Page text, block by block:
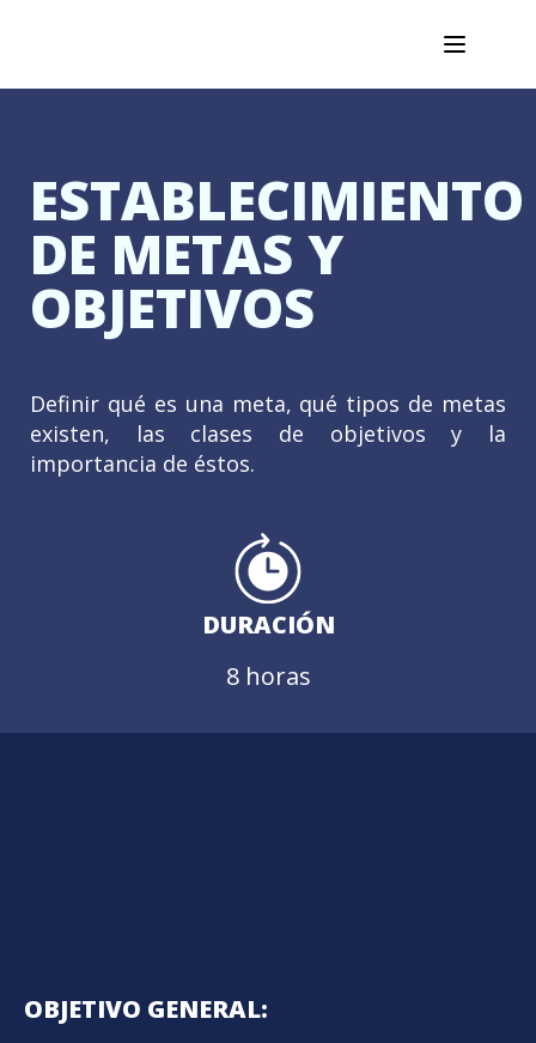
ESTABLECIMIENTO
DE METAS Y
OBJETIVOS
Definir qué es una meta, qué tipos de metas
existen, las clases de objetivos y la
importancia de éstos.
DURACIÓN
8 horas
OBJETIVO GENERAL: